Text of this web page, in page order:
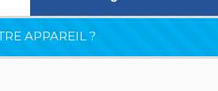
APPAREIL ?